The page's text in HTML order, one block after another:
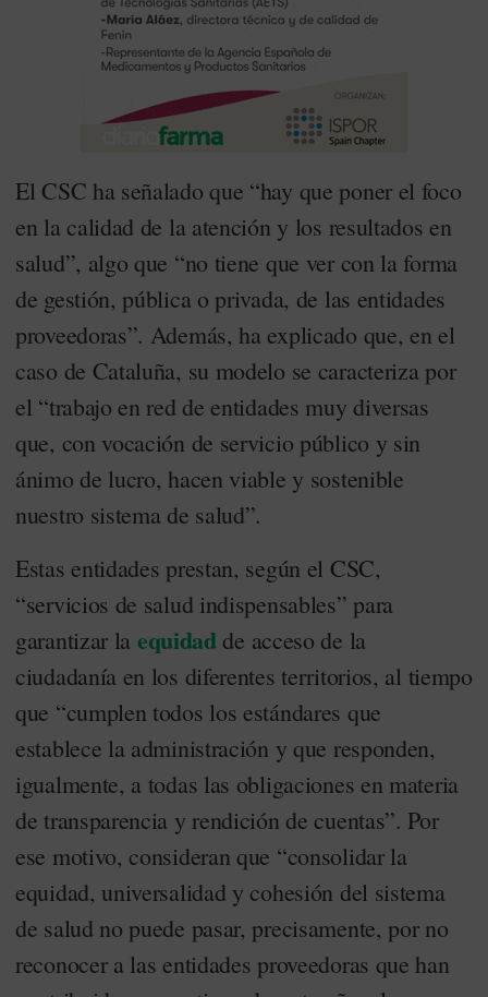
El CSC ha señalado que “hay que poner el foco
en la calidad de la atención y los resultados en
salud”, algo que “no tiene que ver con la forma
de gestión, pública o privada, de las entidades
proveedoras”. Además, ha explicado que, en el
caso de Cataluña, su modelo se caracteriza por
el “trabajo en red de entidades muy diversas
que, con vocación de servicio público y sin
ánimo de lucro, hacen viable y sostenible
nuestro sistema de salud”.
Estas entidades prestan, según el CSC,
“servicios de salud indispensables” para
garantizar la equidadde acceso de la
ciudadanía en los diferentes territorios, al tiempo
que “cumplen todos los estándares que
establece la administración y que responden,
igualmente, a todas las obligaciones en materia
de transparencia y rendición de cuentas”. Por
ese motivo, consideran que “consolidar la
equidad, universalidad y cohesión del sistema
de salud no puede pasar, precisamente, por no
reconocer a las entidades proveedoras que han